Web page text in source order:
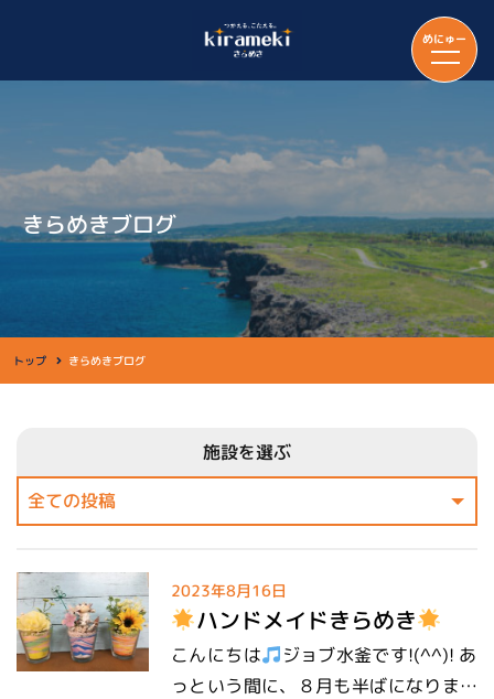
めにゅー
きらめきブログ
トップ きらめきブログ
施設を選ぶ
2023年8月16日
ハンドメイドきらめき
こんにちは
ジョブ水釜です!(^^)! あ
っという間に、８月も半ばになりまし